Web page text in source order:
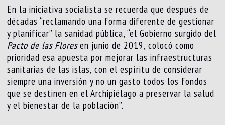
En la iniciativa socialista se recuerda que después de
décadas “reclamando una forma diferente de gestionar
y planificar” la sanidad pública, “el Gobierno surgido del
Pacto de las Floresen junio de 2019, colocó como
prioridad esa apuesta por mejorar las infraestructuras
sanitarias de las islas, con el espíritu de considerar
siempre una inversión y no un gasto todos los fondos
que se destinen en el Archipiélago a preservar la salud
y el bienestar de la población”.